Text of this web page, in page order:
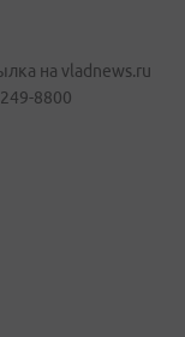
на vladnews.ru
8800